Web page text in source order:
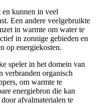
kunnen in veel
Een andere veelgebruikte
in warmte om water te
in zonnige gebieden en
op energiekosten.
speler in het domein van
verbranden organisch
om warmte te
energiebron die kan
afvalmaterialen te